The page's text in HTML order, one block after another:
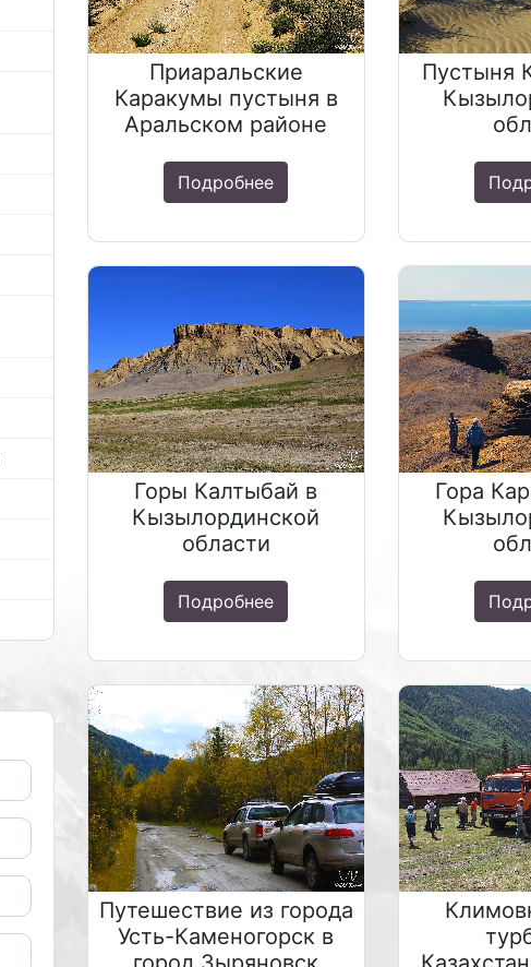
Приаральские
Каракумы пустыня в
Аральском районе
Подробнее
Пустыня
Горы Калтыбай в
Кызылординской
области
Подробнее
Гора
Путешествие из города
Усть-Каменогорск в